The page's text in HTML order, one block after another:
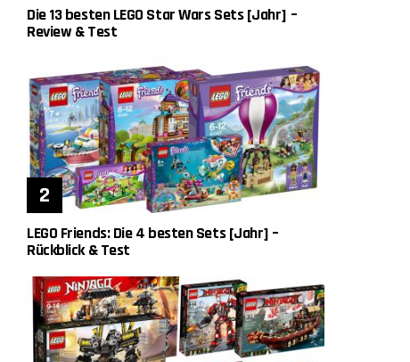
Die 13 besten LEGO Star Wars Sets [Jahr] –
Review & Test
LEGO Friends: Die 4 besten Sets [Jahr] –
Rückblick & Test